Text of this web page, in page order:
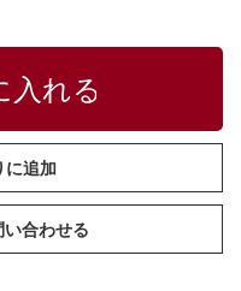
に追加
合わせる